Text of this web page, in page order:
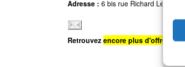
Adresse : 6 bis rue Richard Lenoir,
Retrouvez encore plus d'offres